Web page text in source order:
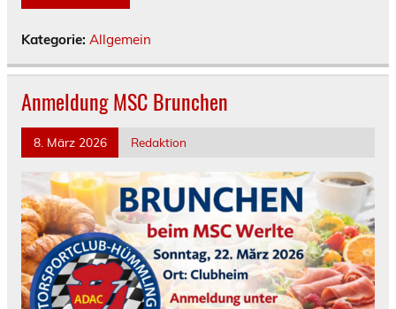
Kategorie: Allgemein
Anmeldung MSC Brunchen
8. März 2026 Redaktion